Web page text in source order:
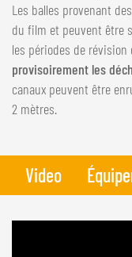
GÖWEIL BNL
NEDERLANDS
FRANÇAIS
DEUTSCH
GÖWEIL Schweiz
DEUTSCH
Les balles provenant
du film et peuvent être
les périodes de
provisoirement les
canaux peuvent être
2 mètres.
Video